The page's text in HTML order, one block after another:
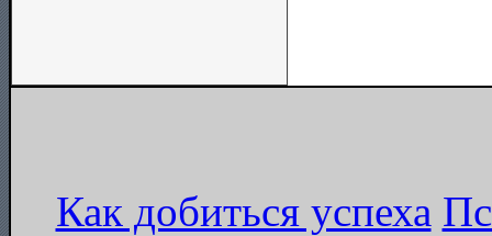
Как добиться успеха